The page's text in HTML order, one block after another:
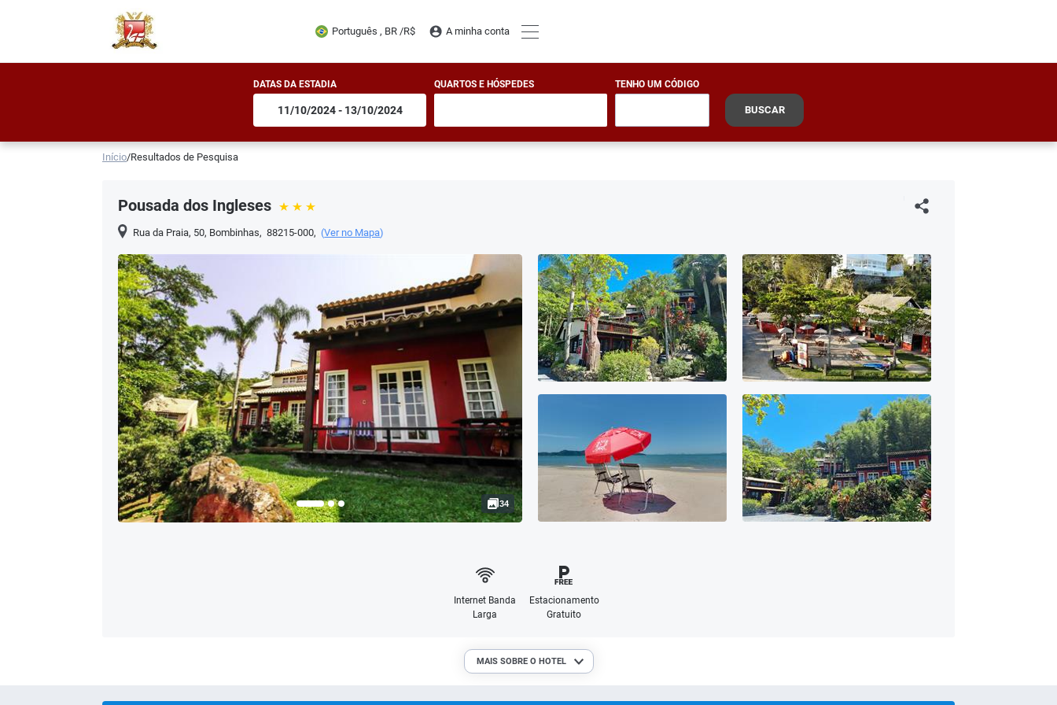
Português , BR /R$ A minha conta
DATAS DA ESTADIA QUARTOS E HÓSPEDES TENHO UM CÓDIGO
BUSCAR
Início/Resultados de Pesquisa
Pousada dos Ingleses
Rua da Praia, 50, Bombinhas, 88215-000, (Ver no Mapa)
34
Internet Banda
Larga
Estacionamento
Gratuito
MAIS SOBRE O HOTEL